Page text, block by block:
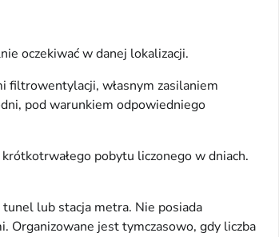
oczekiwać w danej lokalizacji.
filtrowentylacji, własnym zasilaniem
pod warunkiem odpowiedniego
pobytu liczonego w dniach.
lub stacja metra. Nie posiada
Organizowane jest tymczasowo, gdy liczba